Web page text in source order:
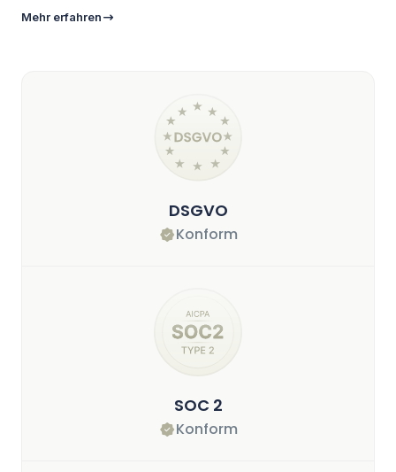
Mehr erfahren
DSGVO
Konform
SOC 2
Konform